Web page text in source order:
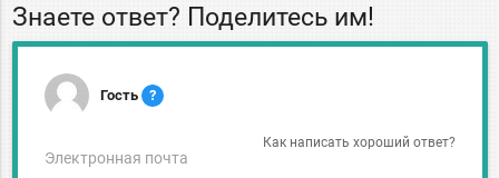
Знаете ответ? Поделитесь им!
Гость ?
Как написать хороший ответ?
Электронная почта